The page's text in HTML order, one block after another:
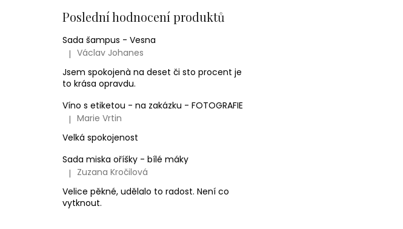
Poslední hodnocení produktů
Sada šampus - Vesna
Hodnocení produktu je 5 z 5 hvězdiček.
| Václav Johanes
Jsem spokojenà na deset či sto procent je
to krása opravdu.
Víno s etiketou - na zakázku - FOTOGRAFIE
Hodnocení produktu je 5 z 5 hvězdiček.
| Marie Vrtin
Velká spokojenost
Sada miska oříšky - bílé máky
Hodnocení produktu je 5 z 5 hvězdiček.
| Zuzana Kročilová
Velice pěkné, udělalo to radost. Není co
vytknout.